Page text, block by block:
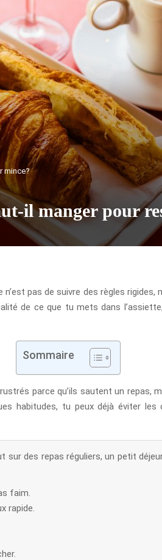
mince?
il manger pour
n’est pas de suivre des règles
de ce que tu mets dans
Sommaire
parce qu’ils sautent un repas,
habitudes, tu peux déjà éviter les
sur des repas réguliers, un petit
faim.
rapide.